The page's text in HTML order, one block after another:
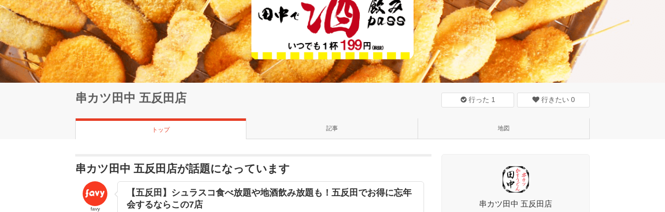
串カツ田中 五反田店 行った 1 行きたい 0
トップ 記事 地図
串カツ田中 五反田店が話題になっています
favy
【五反田】シュラスコ食べ放題や地酒飲み放題も！五反田でお得に忘年
会するならこの7店
串カツ田中 五反田店